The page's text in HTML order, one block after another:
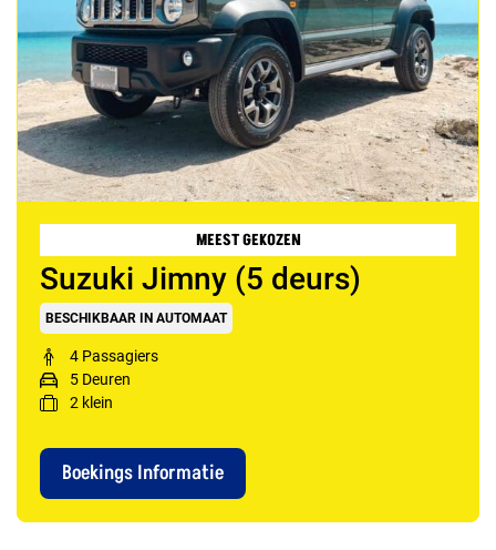
MEEST GEKOZEN
Suzuki Jimny (5 deurs)
BESCHIKBAAR IN AUTOMAAT
4 Passagiers
5 Deuren
2 klein
Boekings Informatie